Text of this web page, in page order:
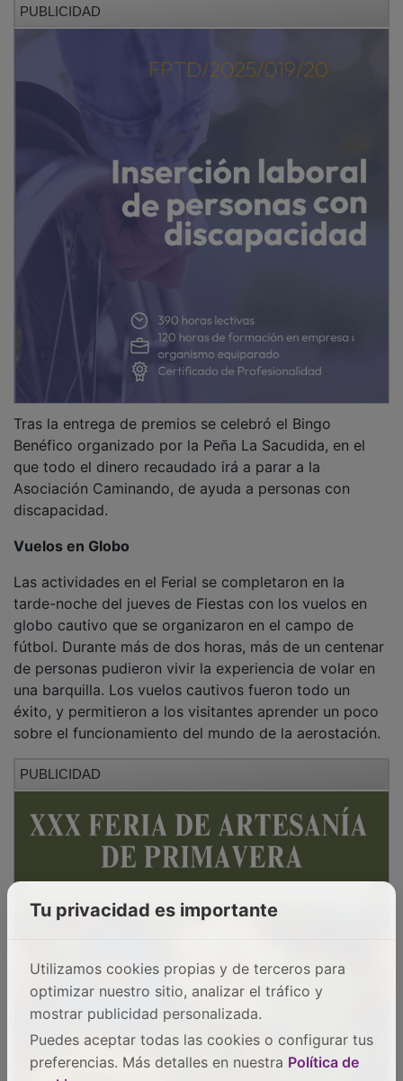
Benéfico organizado por la Peña La Sacudida, en el
que todo el dinero recaudado irá a parar a la
Asociación Caminando, de ayuda a personas con
discapacidad.
tarde-noche del jueves de Fiestas con los vuelos en
globo cautivo que se organizaron en el campo de
fútbol. Durante más de dos horas, más de un centenar
de personas pudieron vivir la experiencia de volar en
una barquilla. Los vuelos cautivos fueron todo un
éxito, y permitieron a los visitantes aprender un poco
sobre el funcionamiento del mundo de la aerostación.
Tu privacidad es importante
Utilizamos cookies propias y de terceros para
optimizar nuestro sitio, analizar el tráfico y
mostrar publicidad personalizada.
Puedes aceptar todas las cookies o configurar tus
preferencias. Más detalles en nuestra Política de